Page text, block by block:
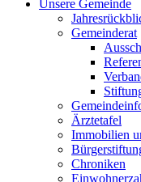
Unsere Gemeinde
Gemeinderat
Ärztetafel
Immobilien
Chroniken